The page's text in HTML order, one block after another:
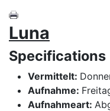
Luna
Specifications
Vermittelt:
Aufnahme:
Aufnahmeart: